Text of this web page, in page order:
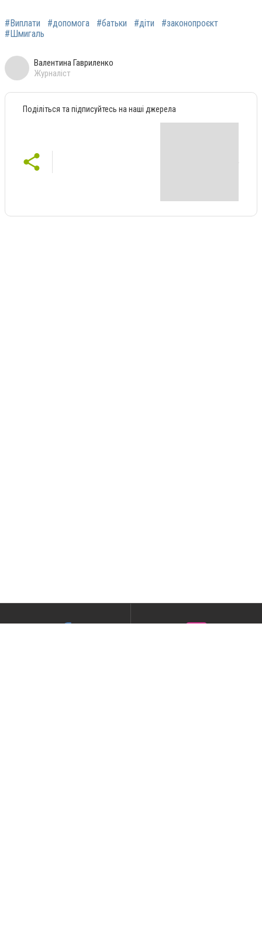
#Виплати #допомога #батьки #діти
#законопроєкт
#Шмигаль
Валентина Гавриленко
Журналіст
Поділіться та підписуйтесь на наші джерела